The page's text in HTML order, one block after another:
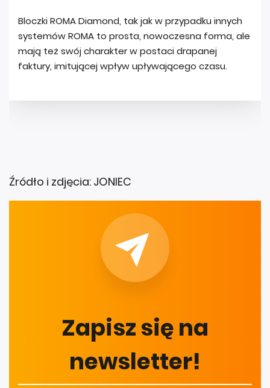
Źródło i zdjęcia: JONIEC
Zapisz się na
newsletter!